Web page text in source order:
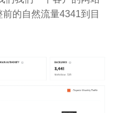
的自然流量4341到目